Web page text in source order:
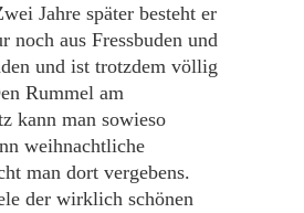
Jahre später besteht er
noch aus Fressbuden und
und ist trotzdem völlig
Rummel am
kann man sowieso
weihnachtliche
man dort vergebens.
der wirklich schönen